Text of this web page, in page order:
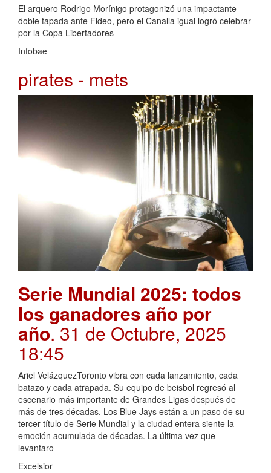
El arquero Rodrigo Morínigo protagonizó una impactante
doble tapada ante Fideo, pero el Canalla igual logró celebrar
por la Copa Libertadores
Infobae
pirates - mets
Serie Mundial 2025: todos
los ganadores año por
año. 31 de Octubre, 2025
18:45
Ariel VelázquezToronto vibra con cada lanzamiento, cada
batazo y cada atrapada. Su equipo de beisbol regresó al
escenario más importante de Grandes Ligas después de
más de tres décadas. Los Blue Jays están a un paso de su
tercer título de Serie Mundial y la ciudad entera siente la
emoción acumulada de décadas. La última vez que
levantaro
Excelsior